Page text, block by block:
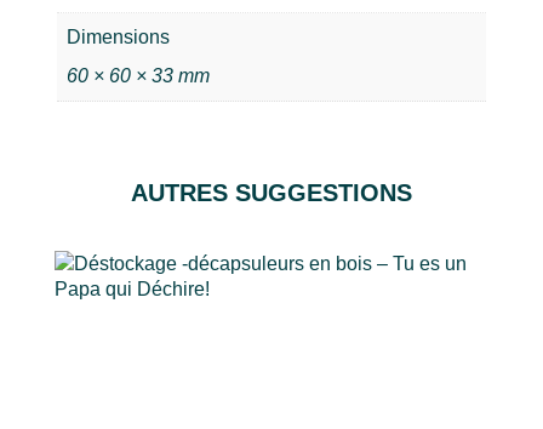
Dimensions
60 × 60 × 33 mm
AUTRES SUGGESTIONS